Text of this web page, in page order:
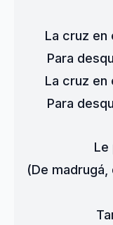
La cruz en
Para
La cruz en
Para
Le
(De